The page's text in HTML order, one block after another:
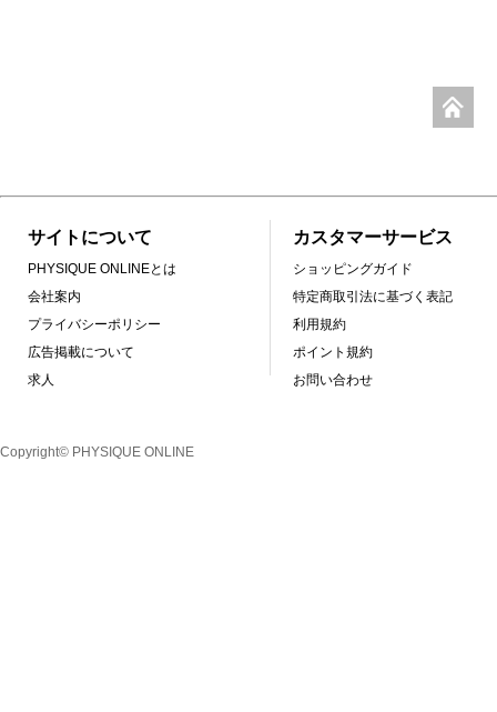
サイトについて
PHYSIQUE ONLINEとは
会社案内
プライバシーポリシー
広告掲載について
求人
カスタマーサービス
ショッピングガイド
特定商取引法に基づく表記
利用規約
ポイント規約
お問い合わせ
Copyright© PHYSIQUE ONLINE